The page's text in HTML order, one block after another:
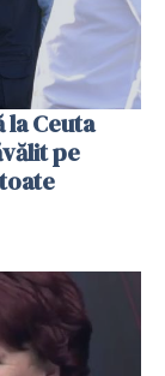
Ceuta
pe